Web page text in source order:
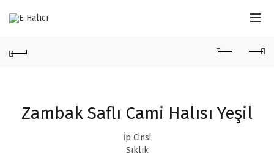
Zambak Saflı Cami Halısı Yeşil
İp Cinsi
Sıklık